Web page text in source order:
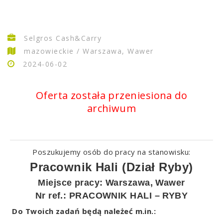
Selgros Cash&Carry
mazowieckie / Warszawa, Wawer
2024-06-02
Oferta została przeniesiona do
archiwum
poszukujemy osób do pracy na stanowisku:
Pracownik Hali (Dział Ryby)
Miejsce pracy: Warszawa, Wawer
Nr ref.: PRACOWNIK HALI – RYBY
Do Twoich zadań będą należeć m.in.: